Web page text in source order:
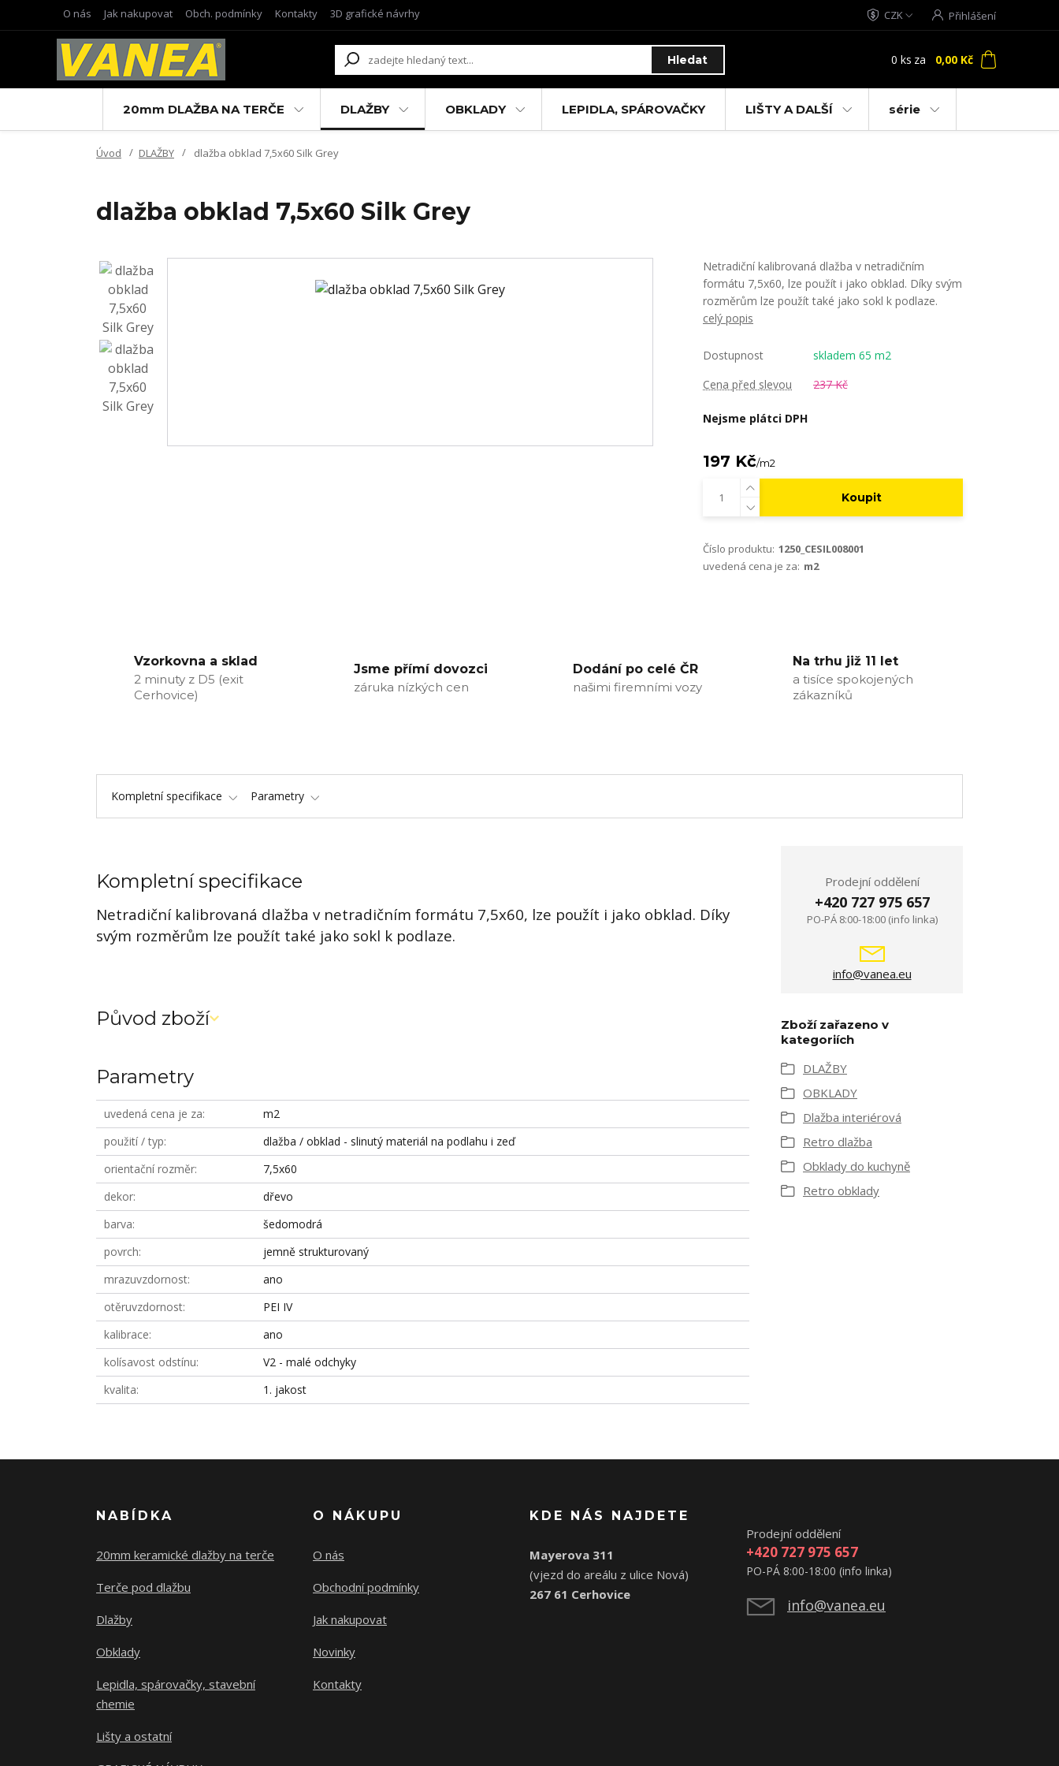
O nás Jak nakupovat Obch. podmínky Kontakty 3D grafické návrhy CZK Přihlášení
Hledat 0 ks za 0,00 Kč
20mm DLAŽBA NA TERČE DLAŽBY OBKLADY LEPIDLA, SPÁROVAČKY LIŠTY A DALŠÍ série
Úvod DLAŽBY dlažba obklad 7,5x60 Silk Grey
dlažba obklad 7,5x60 Silk Grey
Netradiční kalibrovaná dlažba v netradičním
formátu 7,5x60, lze použít i jako obklad. Díky svým
rozměrům lze použít také jako sokl k podlaze.
celý popis
Dostupnost
skladem 65 m2
Cena před slevou
237 Kč
Nejsme plátci DPH
197 Kč/m2
Koupit
Číslo produktu: 1250_CESIL008001
uvedená cena je za: m2
Vzorkovna a sklad
2 minuty z D5 (exit
Cerhovice)
Jsme přímí dovozci
záruka nízkých cen
Dodání po celé ČR
našimi firemními vozy
Na trhu již 11 let
a tisíce spokojených
zákazníků
Kompletní specifikace Parametry
Kompletní specifikace
Netradiční kalibrovaná dlažba v netradičním formátu 7,5x60, lze použít i jako obklad. Díky
svým rozměrům lze použít také jako sokl k podlaze.
Původ zboží
Parametry
uvedená cena je za
m2
použití / typ
dlažba / obklad - slinutý materiál na podlahu i zeď
orientační rozměr
7,5x60
dekor
dřevo
barva
šedomodrá
povrch
jemně strukturovaný
mrazuvzdornost
ano
otěruvzdornost
PEI IV
kalibrace
ano
kolísavost odstínu
V2 - malé odchyky
kvalita
1. jakost
Prodejní oddělení
+420 727 975 657
PO-PÁ 8:00-18:00 (info linka)
info@vanea.eu
Zboží zařazeno v
kategoriích
DLAŽBY
OBKLADY
Dlažba interiérová
Retro dlažba
Obklady do kuchyně
Retro obklady
NABÍDKA
20mm keramické dlažby na terče
Terče pod dlažbu
Dlažby
Obklady
Lepidla, spárovačky, stavební
chemie
Lišty a ostatní
O NÁKUPU
O nás
Obchodní podmínky
Jak nakupovat
Novinky
Kontakty
KDE NÁS NAJDETE
Mayerova 311
(vjezd do areálu z ulice Nová)
267 61 Cerhovice
Prodejní oddělení
+420 727 975 657
PO-PÁ 8:00-18:00 (info linka)
info@vanea.eu